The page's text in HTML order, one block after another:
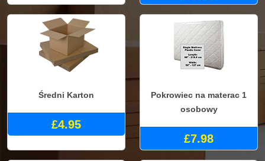
Średni Karton
£4.95
Pokrowiec na materac 1
osobowy
£7.98